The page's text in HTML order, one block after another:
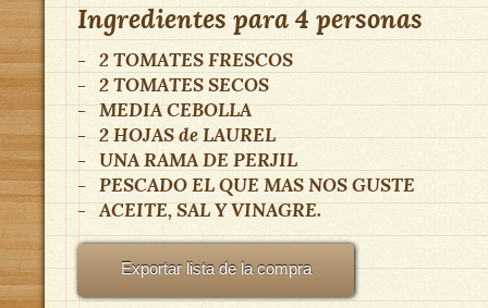
Ingredientes para4 personas
- 2TOMATES FRESCOS
- 2TOMATES SECOS
- MEDIA CEBOLLA
- 2 HOJASdeLAUREL
- UNA RAMA DE PERJIL
- PESCADO EL QUE MAS NOS GUSTE
- ACEITE, SAL Y VINAGRE.
Exportar lista de la compra